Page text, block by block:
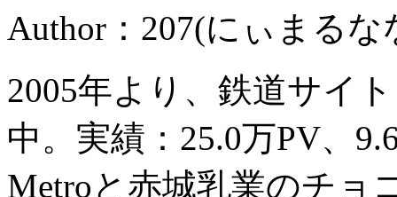
Author：207(にぃまるな
2005年より、鉄道サイ
中。実績：25.0万PV、
Metroと赤城乳業のチョ